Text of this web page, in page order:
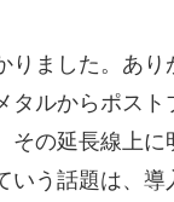
りました。あ
タルからポスト
その延長線上に
いう話題は、導